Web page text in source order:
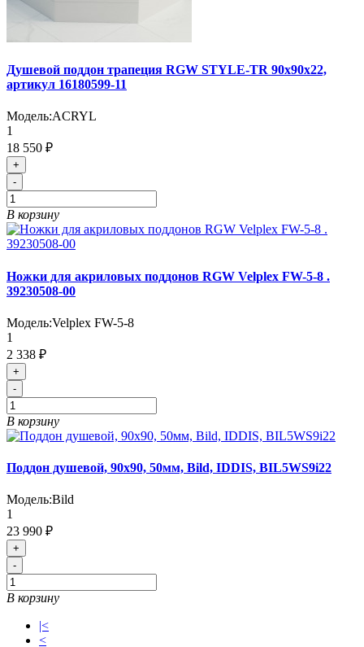
Душевой поддон трапеция RGW STYLE-TR 90х90х22,
артикул 16180599-11
Модель:ACRYL
1
18 550 ₽
+
-
В корзину
Ножки для акриловых поддонов RGW Velplex FW-5-8 .
39230508-00
Модель:Velplex FW-5-8
1
2 338 ₽
+
-
В корзину
Поддон душевой, 90х90, 50мм, Bild, IDDIS, BIL5WS9i22
Модель:Bild
1
23 990 ₽
+
-
В корзину
|<
<